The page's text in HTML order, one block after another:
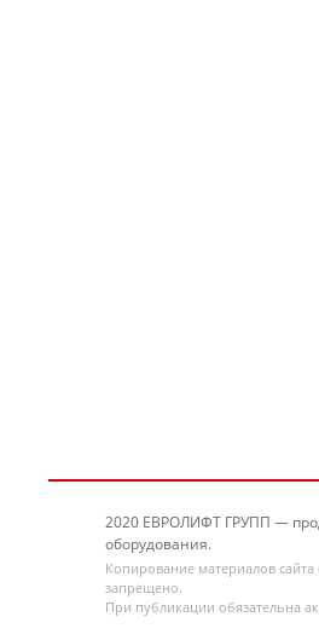
2020 ЕВРОЛИФТ ГРУПП —
оборудования.
Копирование материалов
запрещено.
При публикации обязательна